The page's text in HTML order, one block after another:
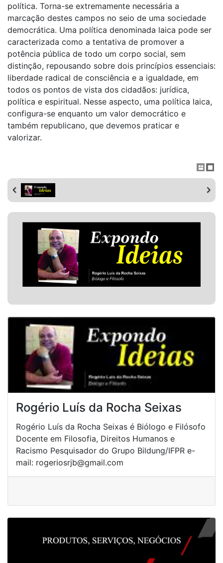
política. Torna-se extremamente necessária a
marcação destes campos no seio de uma sociedade
democrática. Uma política denominada laica pode ser
caracterizada como a tentativa de promover a
potência pública de todo um corpo social, sem
distinção, repousando sobre dois princípios essenciais:
liberdade radical de consciência e a igualdade, em
todos os pontos de vista dos cidadãos: jurídica,
política e espiritual. Nesse aspecto, uma política laica,
configura-se enquanto um valor democrático e
também republicano, que devemos praticar e
valorizar.
Rogério Luís da Rocha Seixas
Rogério Luís da Rocha Seixas é Biólogo e Filósofo
Docente em Filosofia, Direitos Humanos e
Racismo Pesquisador do Grupo Bildung/IFPR e-
mail: rogeriosrjb@gmail.com